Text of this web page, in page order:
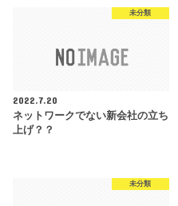
未分類
2022.7.20
ネットワークでない新会社の立ち
上げ？？
未分類